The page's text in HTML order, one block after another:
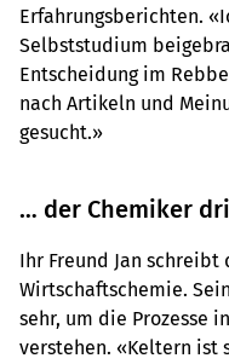
Erfahrungsberichten.
Selbststudium
Entscheidung im
nach Artikeln und
gesucht.»
… der Chemiker
Ihr Freund Jan
Wirtschaftschemie.
sehr, um die Prozesse
verstehen. «Keltern ist